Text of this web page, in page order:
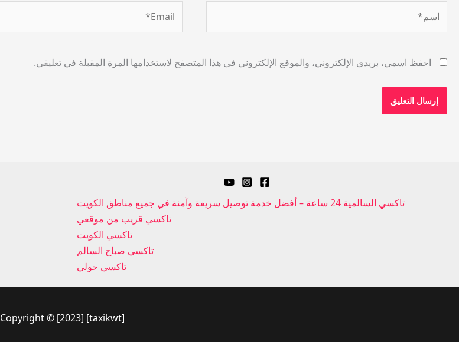
احفظ اسمي، بريدي الإلكتروني، والموقع الإلكتروني في هذا المتصفح لاستخدامها المرة المقبلة في تعليقي.
تاكسي السالمية 24 ساعة – أفضل خدمة توصيل سريعة وآمنة في جميع مناطق الكويت
تاكسي قريب من موقعي
تاكسي الكويت
تاكسي صباح السالم
تاكسي حولي
Copyright © [2023] [taxikwt]